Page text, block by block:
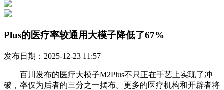
Plus的医疗率较通用大模子降低了67%
发布日期：2025-12-23 11:57
百川发布的医疗大模子M2Plus不只正在手艺上实现了冲
破，率仅为后者的三分之一摆布。更多的医疗机构和开辟者将